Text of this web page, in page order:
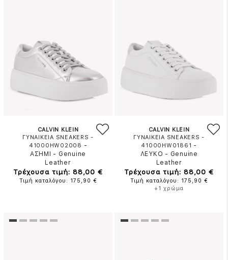
CALVIN KLEIN
ΓΥΝΑΙΚΕΙΑ SNEAKERS -
41000HW02008 -
ΑΣΗΜΙ
- Genuine
Leather
Τρέχουσα τιμή: 88,00 €
Τιμή καταλόγου: 175,90 €
CALVIN KLEIN
ΓΥΝΑΙΚΕΙΑ SNEAKERS -
41000HW01861 -
ΛΕΥΚΟ - Genuine
Leather
Τρέχουσα τιμή: 88,00 €
Τιμή καταλόγου: 175,90 €
+1 χρώμα